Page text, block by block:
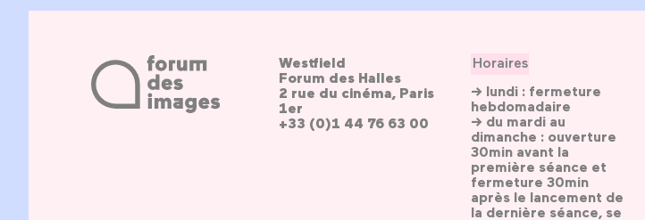
Westfield
Forum des Halles
2 rue du cinéma, Paris
1er
+33 (0)1 44 76 63 00
Horaires
→ lundi : fermeture
hebdomadaire
→ du mardi au
dimanche : ouverture
30min avant la
première séance et
fermeture 30min
après le lancement de
la dernière séance, se